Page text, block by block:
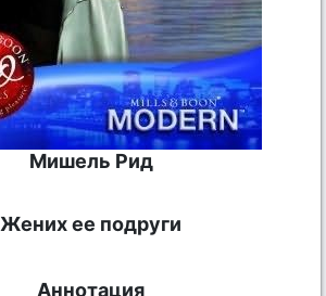
Мишель Рид
Жених ее подруги
Аннотация